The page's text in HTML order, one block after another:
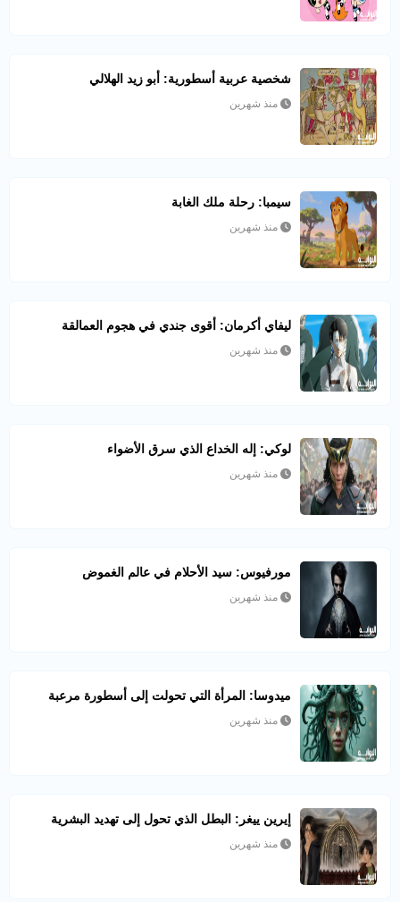
شخصية عربية أسطورية: أبو زيد الهلالي
منذ شهرين
سيمبا: رحلة ملك الغابة
منذ شهرين
ليفاي أكرمان: أقوى جندي في هجوم العمالقة
منذ شهرين
لوكي: إله الخداع الذي سرق الأضواء
منذ شهرين
مورفيوس: سيد الأحلام في عالم الغموض
منذ شهرين
ميدوسا: المرأة التي تحولت إلى أسطورة مرعبة
منذ شهرين
إيرين ييغر: البطل الذي تحول إلى تهديد البشرية
منذ شهرين